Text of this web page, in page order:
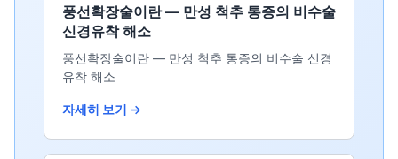
풍선확장술이란 — 만성 척추 통증의 비수술
신경유착 해소
풍선확장술이란 — 만성 척추 통증의 비수술 신경
유착 해소
자세히 보기 →